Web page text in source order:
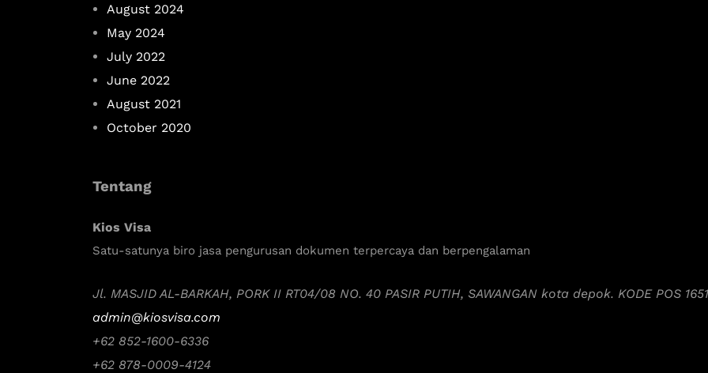
August 2024
May 2024
July 2022
June 2022
August 2021
October 2020
Tentang
Kios Visa
Satu-satunya biro jasa pengurusan dokumen terpercaya dan berpengalaman
Jl. MASJID AL-BARKAH, PORK II RT04/08 NO. 40 PASIR PUTIH, SAWANGAN kota depok. KODE POS
admin@kiosvisa.com
+62 852-1600-6336
+62 878-0009-4124